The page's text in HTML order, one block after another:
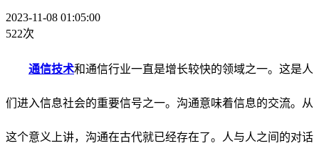
2023-11-08 01:05:00
522次
通信技术和通信行业一直是增长较快的领域之一。这是人
们进入信息社会的重要信号之一。沟通意味着信息的交流。从
这个意义上讲，沟通在古代就已经存在了。人与人之间的对话